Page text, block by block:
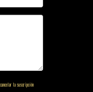
la suscripción